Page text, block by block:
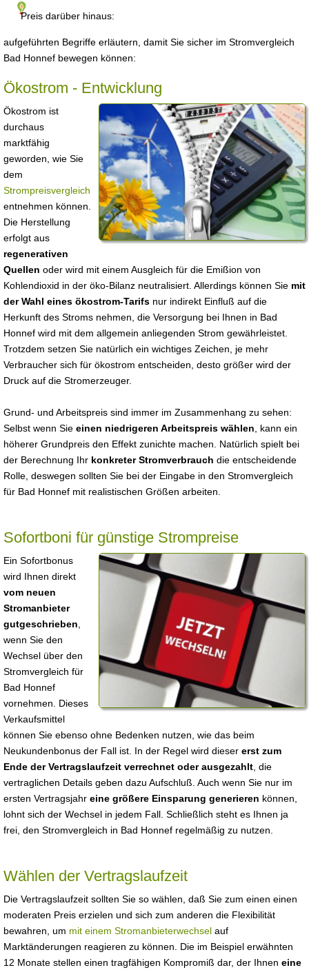
Preis darüber hinaus:
aufgeführten Begriffe erläutern, damit Sie sicher im Stromvergleich
Bad Honnef bewegen können:
Ökostrom - Entwicklung
Ökostrom ist
durchaus
marktfähig
geworden, wie Sie
dem
Strompreisvergleich
entnehmen können.
Die Herstellung
erfolgt aus
regenerativen
Quellen oder wird mit einem Ausgleich für die Emißion von
Kohlendioxid in der öko-Bilanz neutralisiert. Allerdings können Sie mit
der Wahl eines ökostrom-Tarifs nur indirekt Einfluß auf die
Herkunft des Stroms nehmen, die Versorgung bei Ihnen in Bad
Honnef wird mit dem allgemein anliegenden Strom gewährleistet.
Trotzdem setzen Sie natürlich ein wichtiges Zeichen, je mehr
Verbraucher sich für ökostrom entscheiden, desto größer wird der
Druck auf die Stromerzeuger.
Grund- und Arbeitspreis sind immer im Zusammenhang zu sehen:
Selbst wenn Sie einen niedrigeren Arbeitspreis wählen , kann ein
höherer Grundpreis den Effekt zunichte machen. Natürlich spielt bei
der Berechnung Ihr konkreter Stromverbrauch die entscheidende
Rolle, deswegen sollten Sie bei der Eingabe in den Stromvergleich
für Bad Honnef mit realistischen Größen arbeiten.
Sofortboni für günstige Strompreise
Ein Sofortbonus
wird Ihnen direkt
vom neuen
Stromanbieter
gutgeschrieben
wenn Sie den
Wechsel über den
Stromvergleich für
Bad Honnef
vornehmen. Dieses
Verkaufsmittel
können Sie ebenso ohne Bedenken nutzen, wie das beim
Neukundenbonus der Fall ist. In der Regel wird dieser erst zum
Ende der Vertragslaufzeit verrechnet oder ausgezahlt , die
vertraglichen Details geben dazu Aufschluß. Auch wenn Sie nur im
ersten Vertragsjahr eine größere Einsparung generieren können,
lohnt sich der Wechsel in jedem Fall. Schließlich steht es Ihnen ja
frei, den Stromvergleich in Bad Honnef regelmäßig zu nutzen.
Wählen der Vertragslaufzeit
Die Vertragslaufzeit sollten Sie so wählen, daß Sie zum einen einen
moderaten Preis erzielen und sich zum anderen die Flexibilität
bewahren, um mit einem Stromanbieterwechsel auf
Marktänderungen reagieren zu können. Die im Beispiel erwähnten
12 Monate stellen einen tragfähigen Kompromiß dar, der Ihnen eine